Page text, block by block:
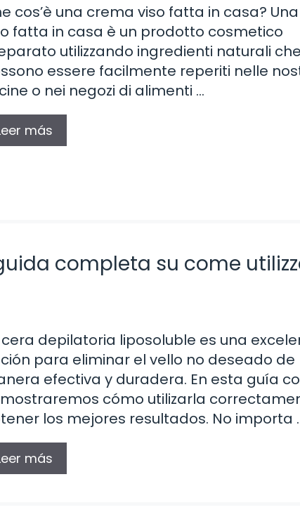
cos’è una crema viso fatta in casa?
fatta in casa è un prodotto cosmetico
utilizzando ingredienti naturali che
essere facilmente reperiti nelle
o nei negozi di alimenti …
más
completa su come
cera depilatoria liposoluble es una
para eliminar el vello no deseado de
efectiva y duradera. En esta guía
cómo utilizarla
los mejores resultados. No importa
más